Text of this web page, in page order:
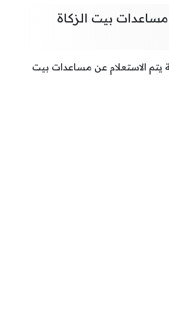
مساعدات بيت الزكاة
يتم الاستعلام عن مساعدات بيت